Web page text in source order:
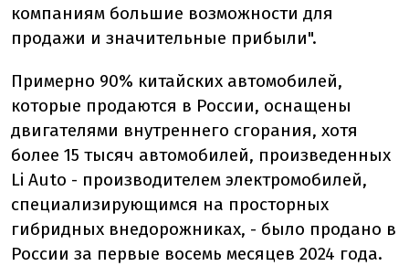
компаниям большие возможности для
продажи и значительные прибыли".
Примерно 90% китайских автомобилей,
которые продаются в России, оснащены
двигателями внутреннего сгорания, хотя
более 15 тысяч автомобилей, произведенных
Li Auto - производителем электромобилей,
специализирующимся на просторных
гибридных внедорожниках, - было продано в
России за первые восемь месяцев 2024 года.